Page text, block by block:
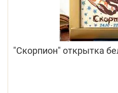
"Скорпион" открытка